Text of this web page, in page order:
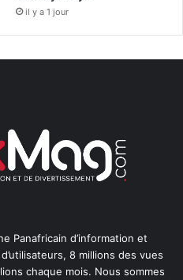
il y a 1 jour
Panafricain d’information et
8 millions des vues
chaque mois. Nous sommes